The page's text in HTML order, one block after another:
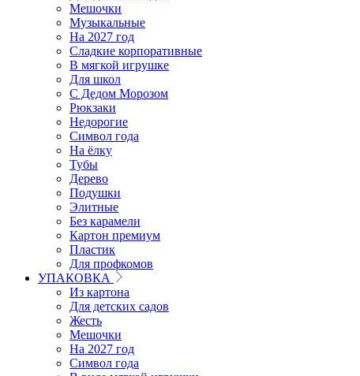
Мешочки
Музыкальные
На 2027 год
Сладкие корпоративные
В мягкой игрушке
Для школ
С Дедом Морозом
Рюкзаки
Недорогие
Символ года
На ёлку
Тубы
Дерево
Подушки
Элитные
Без карамели
Картон премиум
Пластик
Для профкомов
УПАКОВКА
Из картона
Для детских садов
Жесть
Мешочки
На 2027 год
Символ года